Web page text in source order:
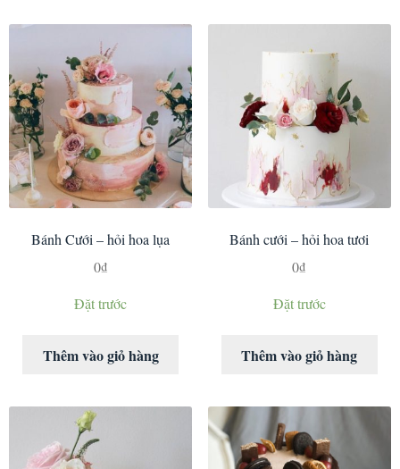
Bánh Cưới – hỏi hoa lụa
0₫
Đặt trước
Thêm vào giỏ hàng
Bánh cưới – hỏi hoa tươi
0₫
Đặt trước
Thêm vào giỏ hàng